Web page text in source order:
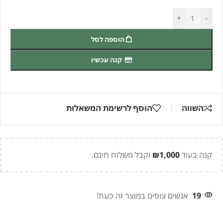
-
+
הוספה לסל
קנה עכשיו
השווה הוסף לרשימת המשאלות
קנה בעוד ₪1,000 וקבל משלוח חינם.
19 אנשים צופים במוצר זה כעת!